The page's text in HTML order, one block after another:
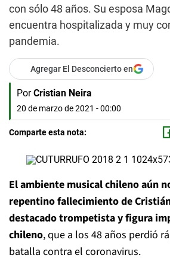
con sólo 48 años. Su esposa
encuentra hospitalizada y muy
pandemia.
Agregar El Desconcierto en
Por Cristian Neira
20 de marzo de 2021 - 00:00
Comparte esta nota:
El ambiente musical chileno aún
repentino fallecimiento de
destacado trompetista y figura
chileno, que a los 48 años perdió
batalla contra el coronavirus.